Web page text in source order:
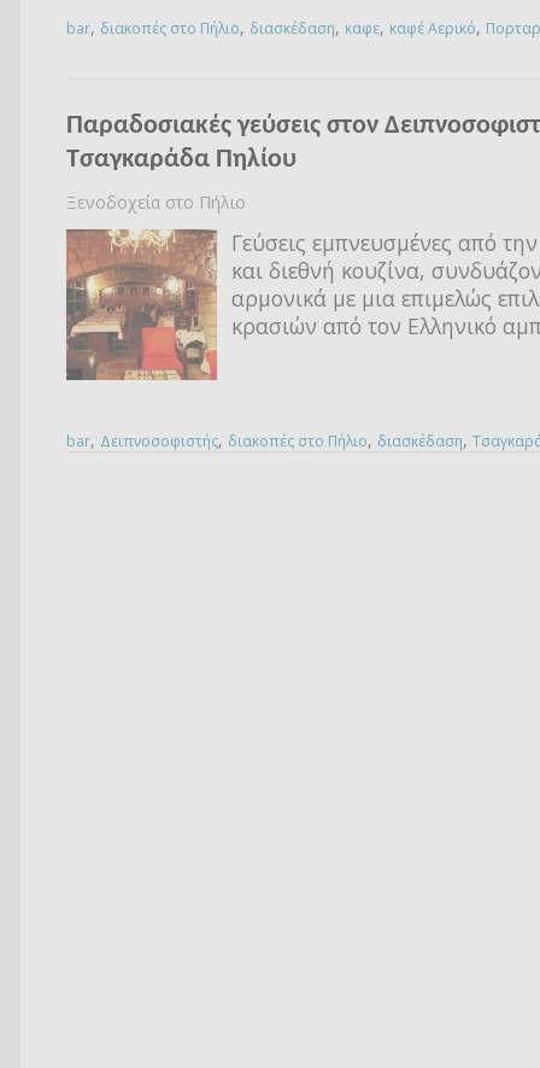
bar, διακοπές στο Πήλιο, διασκέδαση, καφε, καφέ Αερικό,
Παραδοσιακές γεύσεις στον
Τσαγκαράδα Πηλίου
Ξενοδοχεία στο Πήλιο
Γεύσεις εμπνευσμένες από
και διεθνή κουζίνα,
αρμονικά με μια επιμελώς
κρασιών από τον Ελληνικό
bar, Δειπνοσοφιστής, διακοπές στο Πήλιο, διασκέδαση,